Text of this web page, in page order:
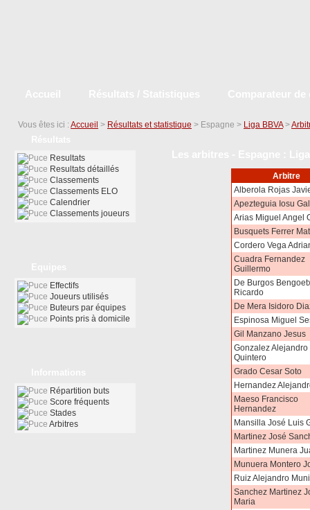
Vous êtes ici : Accueil > Résultats et statistique > Espagne > Liga BBVA>
Arbitre
Alberola Rojas
Apezteguia Iosu
Arias Miguel Angel
Busquets Ferrer
Cordero Vega
Cuadra Fernandez
Guillermo
De Burgos
Ricardo
De Mera Isidoro
Espinosa Miguel
Gil Manzano Jesus
Gonzalez Alejandro
Quintero
Grado Cesar Soto
Hernandez
Maeso Francisco
Hernandez
Mansilla José Luis
Martinez José
Martinez Munera
Munuera Montero
Ruiz Alejandro
Sanchez Martinez
Maria
Resultats
Resultats détaillés
Classements
Classements ELO
Calendrier
Classements joueurs
Effectifs
Joueurs utilisés
Buteurs par équipes
Points pris à domicile
Répartition buts
Score fréquents
Stades
Arbitres